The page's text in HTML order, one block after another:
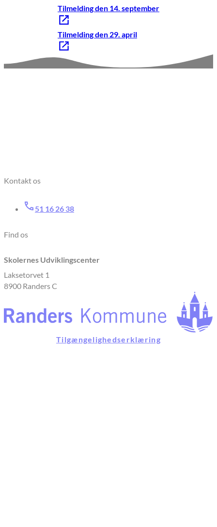
Tilmelding den 14. september
Tilmelding den 29. april
Kontakt os
51 16 26 38
Find os
Skolernes Udviklingscenter
Laksetorvet 1
8900 Randers C
Tilgængelighedserklæring